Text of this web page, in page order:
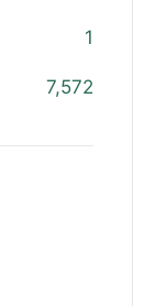
1
7,572